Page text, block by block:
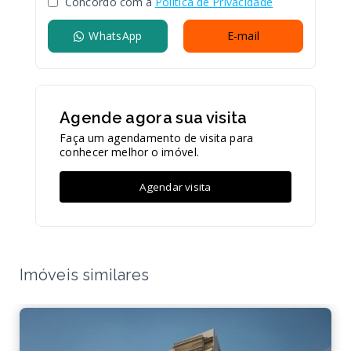
WhatsApp E-mail
Agende agora sua visita
Faça um agendamento de visita para
conhecer melhor o imóvel.
Agendar visita
Imóveis similares